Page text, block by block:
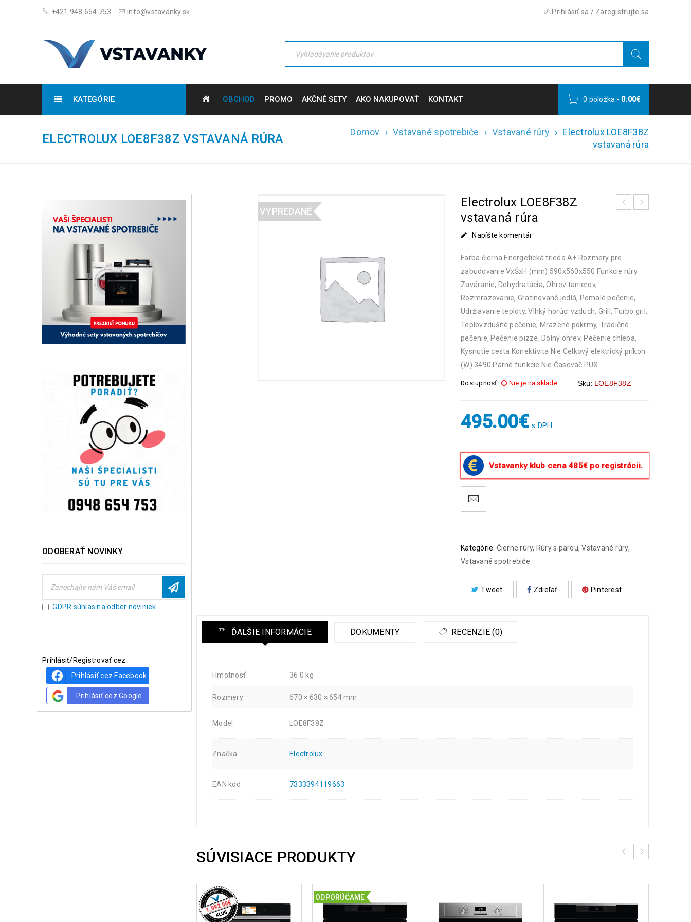
+421 948 654 753 info@vstavanky.sk Prihlásiť sa / Zaregistrujte sa
KATEGÓRIE OBCHOD PROMO AKČNÉ SETY AKO NAKUPOVAŤ KONTAKT 0 položka - 0.00€
ELECTROLUX LOE8F38Z VSTAVANÁ RÚRA Domov › Vstavané spotrebiče › Vstavané rúry › Electrolux LOE8F38Z
vstavaná rúra
ODOBERAŤ NOVINKY
GDPR súhlas na odber noviniek
Prihlásiť/Registrovať cez
Prihlásiť cez Facebook
Prihlásiť cez Google
VYPREDANÉ
Electrolux LOE8F38Z
vstavaná rúra
Napíšte komentár
Farba čierna Energetická trieda A+ Rozmery pre
zabudovanie VxŠxH (mm) 590x560x550 Funkcie rúry
Zaváranie, Dehydratácia, Ohrev tanierov,
Rozmrazovanie, Gratinované jedlá, Pomalé pečenie,
Udržiavanie teploty, Vlhký horúci vzduch, Grill, Turbo gril,
Teplovzdušné pečenie, Mrazené pokrmy, Tradičné
pečenie, Pečenie pizze, Dolný ohrev, Pečenie chleba,
Kysnutie cesta Konektivita Nie Celkový elektrický príkon
(W) 3490 Parné funkcie Nie Časovač PUX
Dostupnosť: Nie je na sklade Sku: LOE8F38Z
495.00€ s DPH
Vstavanky klub cena 485€ po registrácii.
Kategórie: Čierne rúry, Rúry s parou,Vstavané rúry,
Vstavané spotrebiče
Tweet Zdieľať Pinterest
ĎALŠIE INFORMÁCIE DOKUMENTY RECENZIE (0)
Hmotnosť 36.0 kg
Rozmery 670 × 630 × 654 mm
Model LOE8F38Z
Značka Electrolux
EAN kód 7333394119663
SÚVISIACE PRODUKTY
1,092.00€
ODPORÚČAME